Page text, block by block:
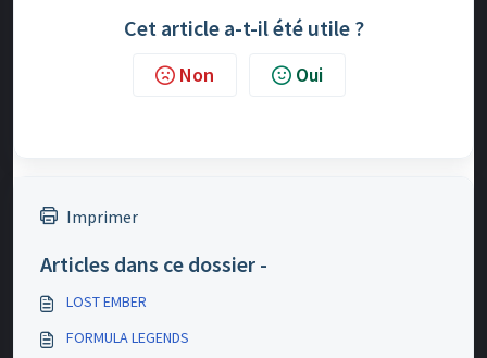
Cet article a-t-il été utile ?
Non Oui
Imprimer
Articles dans ce dossier -
LOST EMBER
FORMULA LEGENDS